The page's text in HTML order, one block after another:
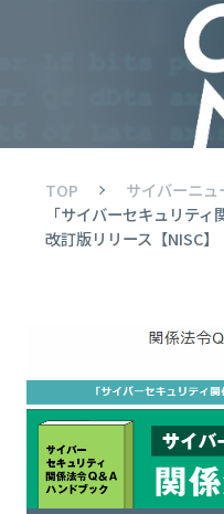
TOP
サイバーニュ
「サイバーセキュリテ
改訂版リリース【NISC】